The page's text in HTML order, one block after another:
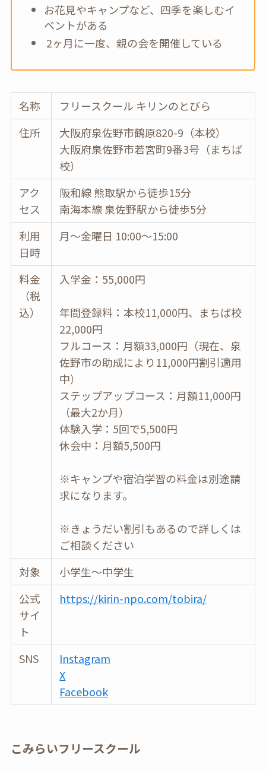
お花見やキャンプなど、四季を楽しむイ
ベントがある
2ヶ月に一度、親の会を開催している
名称
フリースクール キリンのとびら
住所
大阪府泉佐野市鶴原820-9（本校）
大阪府泉佐野市若宮町9番3号（まちば
校）
アク
セス
阪和線 熊取駅から徒歩15分
南海本線 泉佐野駅から徒歩5分
利用
日時
月～金曜日 10:00～15:00
料金
（税
込）
入学金：55,000円
年間登録料：本校11,000円、まちば校
22,000円
フルコース：月額33,000円（現在、泉
佐野市の助成により11,000円割引適用
中）
ステップアップコース：月額11,000円
（最大2か月）
体験入学：5回で5,500円
休会中：月額5,500円
※キャンプや宿泊学習の料金は別途請
求になります。
※きょうだい割引もあるので詳しくは
ご相談ください
対象
小学生〜中学生
公式
サイ
ト
https://kirin-npo.com/tobira/
SNS
Instagram
X
Facebook
こみらいフリースクール